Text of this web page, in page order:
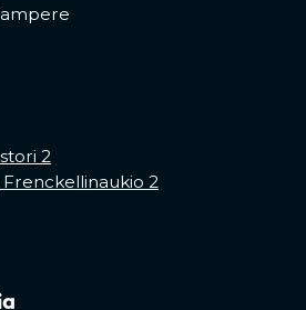
2
2